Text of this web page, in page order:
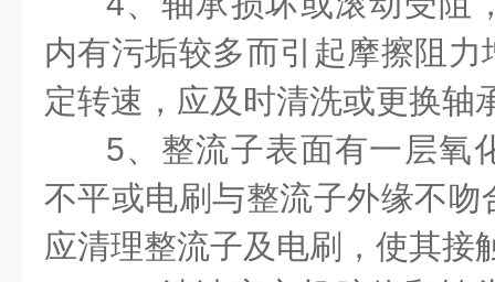
内有污垢较多而引起摩擦阻
定转速，应及时清洗或更换轴
5、整流子表面有一层氧
不平或电刷与整流子外缘不
应清理整流子及电刷，使其接